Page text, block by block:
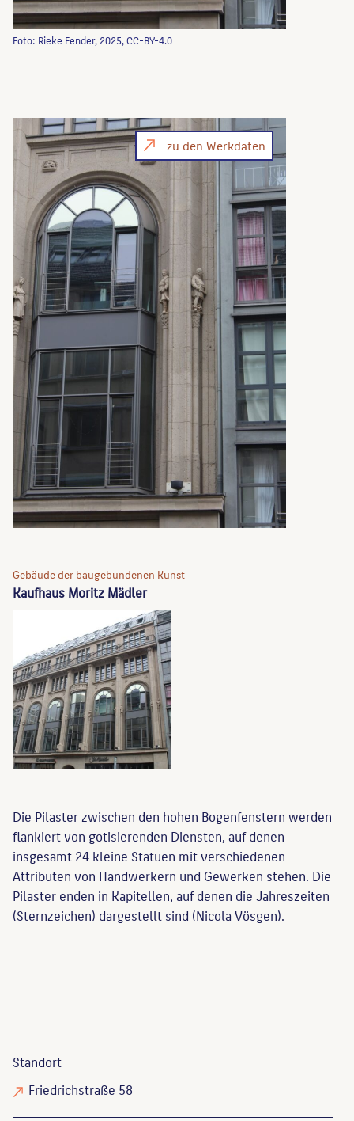
Foto: Rieke Fender, 2025, CC-BY-4.0
zu den Werkdaten
Gebäude der baugebundenen Kunst
Kaufhaus Moritz Mädler
Die Pilaster zwischen den hohen Bogenfenstern werden
flankiert von gotisierenden Diensten, auf denen
insgesamt 24 kleine Statuen mit verschiedenen
Attributen von Handwerkern und Gewerken stehen. Die
Pilaster enden in Kapitellen, auf denen die Jahreszeiten
(Sternzeichen) dargestellt sind (Nicola Vösgen).
Standort
Friedrichstraße 58